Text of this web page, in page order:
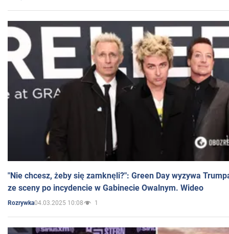
"Nie chcesz, żeby się zamknęli?": Green Day wyzywa
ze sceny po incydencie w Gabinecie Owalnym. Wideo
Rozrywka04.03.2025 10:08 1